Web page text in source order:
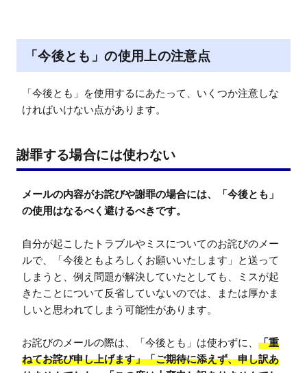
「今後とも」の使用上の注意点
「今後とも」を使用するにあたって、いくつか注意しな
ければいけない点があります。
謝罪する場合には使わない
メールの内容がお詫びや謝罪の場合には、「今後とも」
の使用はなるべく避けるべきです。
自分が起こしたトラブルやミスについてのお詫びのメー
ルで、「今後ともよろしくお願いいたします」と送って
しまうと、例え問題が解決していたとしても、ミスが起
きたことについて反省していないのでは、または厚かま
しいと思われてしまう可能性があります。
お詫びのメールの際は、「今後とも」は使わずに、 「重
ねてお詫び申し上げます」「ご期待に添えず、申し訳あ